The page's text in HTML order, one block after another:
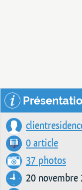
0 article
37 photos
20 novembre